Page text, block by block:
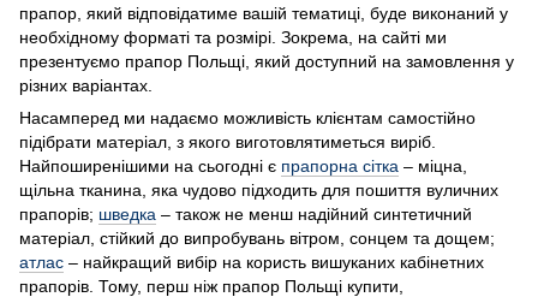
прапор, який відповідатиме вашій тематиці, буде виконаний у
необхідному форматі та розмірі. Зокрема, на сайті ми
презентуємо прапор Польщі, який доступний на замовлення у
різних варіантах.
Насамперед ми надаємо можливість клієнтам самостійно
підібрати матеріал, з якого виготовлятиметься виріб.
Найпоширенішими на сьогодні є прапорна сітка – міцна,
щільна тканина, яка чудово підходить для пошиття вуличних
прапорів; шведка – також не менш надійний синтетичний
матеріал, стійкий до випробувань вітром, сонцем та дощем;
атлас – найкращий вибір на користь вишуканих кабінетних
прапорів. Тому, перш ніж прапор Польщі купити,